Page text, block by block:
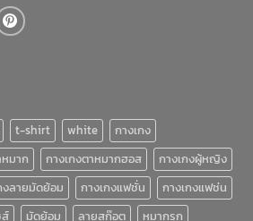
t-shirt white
กางเกง
มาก กางเกงตาหมากฮอส
กางเกงผู้หญิง
งลายมัดย้อม กางเกงแฟชั่น
กางเกงแฟช่น
มัดย้อม ลายสก๊อต
หมากรุก